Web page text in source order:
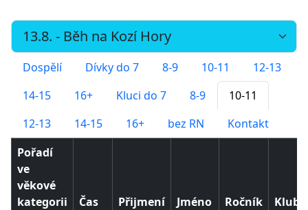
Dospělí Dívky do 7 8-9 10-11
12-13
14-15
16+ Kluci do 7 8-9
10-11
12-13
14-15 16+ bez RN
Kontakt
Pořadí
ve
věkové
kategorii
Čas Přijmení Jméno Ročník
Klub/